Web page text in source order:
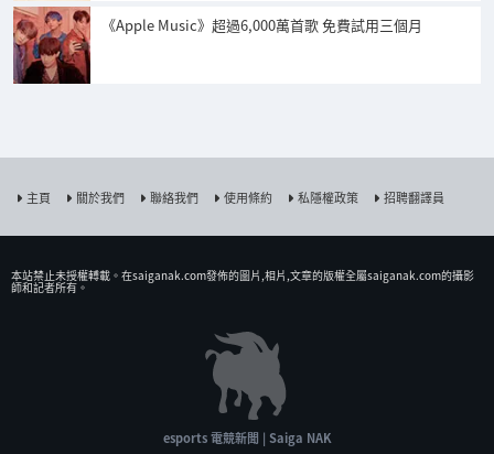
《Apple Music》超過6,000萬首歌 免費試用三個月
主頁 關於我們 聯絡我們 使用條約 私隱權政策 招聘翻譯員
本站禁止未授權𨍭載。在saiganak.com發佈的圖片,相片,文章的版權全屬saiganak.com的攝影
師和記者所有。
esports 電競新聞 | Saiga NAK